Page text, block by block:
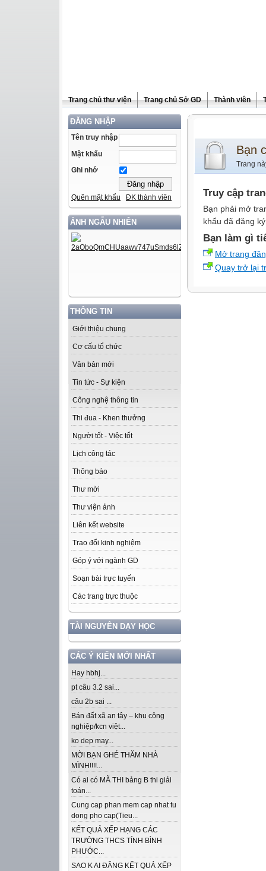
Trang chủ thư viện Trang chủ Sở GD Thành viên
ĐĂNG NHẬP
Tên truy nhập
Mật khẩu
Ghi nhớ
Quên mật khẩu ĐK thành viên
ẢNH NGẪU NHIÊN
THÔNG TIN
Giới thiệu chung
Cơ cấu tổ chức
Văn bản mới
Tin tức - Sự kiện
Công nghệ thông tin
Thi đua - Khen thưởng
Người tốt - Việc tốt
Lịch công tác
Thông báo
Thư mời
Thư viện ảnh
Liên kết website
Trao đổi kinh nghiệm
Góp ý với ngành GD
Soạn bài trực tuyến
Các trang trực thuộc
TÀI NGUYÊN DẠY HỌC
CÁC Ý KIẾN MỚI NHẤT
Hay hbhj...
pt câu 3.2 sai...
câu 2b sai ...
Bán đất xã an tây – khu công
nghiệp/kcn việt...
ko dep may...
MỜI BẠN GHÉ THĂM NHÀ
MÌNH!!!!...
Có ai có MÃ THI bảng B thi giải
toán...
Cung cap phan mem cap nhat tu
dong pho cap(Tieu...
KẾT QUẢ XẾP HẠNG CÁC
TRƯỜNG THCS TỈNH BÌNH
PHƯỚC...
SAO K AI ĐĂNG KẾT QUẢ XẾP
Bạn
Trang
Truy cập
Bạn phải mở
khẩu đã đăng
Bạn làm gì
Mở trang
Quay trở lại